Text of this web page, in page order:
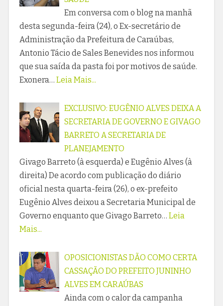
Em conversa com o blog na manhã
desta segunda-feira (24), o Ex-secretário de
Administração da Prefeitura de Caraúbas,
Antonio Tácio de Sales Benevides nos informou
que sua saída da pasta foi por motivos de saúde.
Exonera… Leia Mais...
EXCLUSIVO: EUGÊNIO ALVES DEIXA A
SECRETARIA DE GOVERNO E GIVAGO
BARRETO A SECRETARIA DE
PLANEJAMENTO
Givago Barreto (à esquerda) e Eugênio Alves (à
direita) De acordo com publicação do diário
oficial nesta quarta-feira (26), o ex-prefeito
Eugênio Alves deixou a Secretaria Municipal de
Governo enquanto que Givago Barreto… Leia
Mais...
OPOSICIONISTAS DÃO COMO CERTA
CASSAÇÃO DO PREFEITO JUNINHO
ALVES EM CARAÚBAS
Ainda com o calor da campanha